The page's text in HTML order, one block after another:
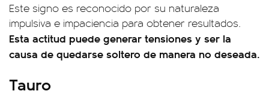
Este signo es reconocido por su naturaleza
impulsiva e impaciencia para obtener resultados.
Esta actitud puede generar tensiones y ser la
causa de quedarse soltero de manera no deseada.
Tauro